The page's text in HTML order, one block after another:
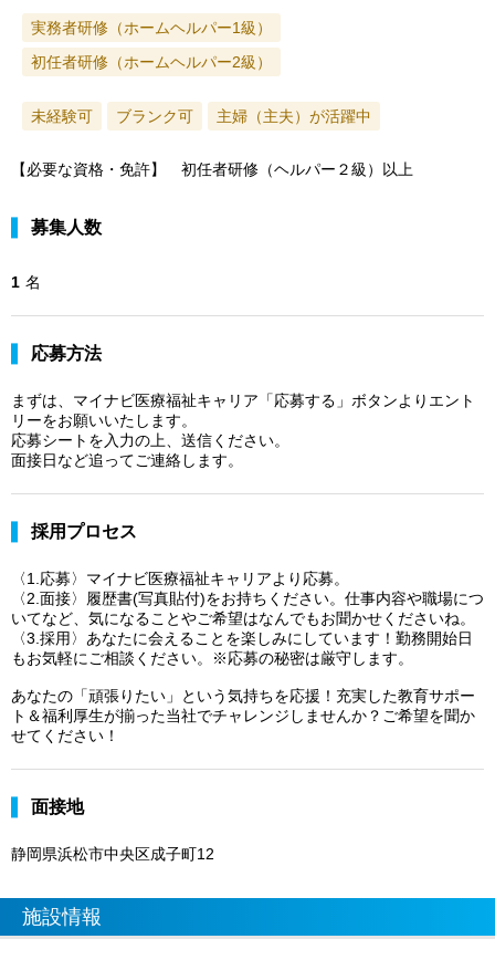
実務者研修（ホームヘルパー1級）
初任者研修（ホームヘルパー2級）
未経験可 ブランク可 主婦（主夫）が活躍中
【必要な資格・免許】 初任者研修（ヘルパー２級）以上
募集人数
1 名
応募方法
まずは、マイナビ医療福祉キャリア「応募する」ボタンよりエント
リーをお願いいたします。
応募シートを入力の上、送信ください。
面接日など追ってご連絡します。
採用プロセス
〈1.応募〉マイナビ医療福祉キャリアより応募。
〈2.面接〉履歴書(写真貼付)をお持ちください。仕事内容や職場につ
いてなど、気になることやご希望はなんでもお聞かせくださいね。
〈3.採用〉あなたに会えることを楽しみにしています！勤務開始日
もお気軽にご相談ください。※応募の秘密は厳守します。
あなたの「頑張りたい」という気持ちを応援！充実した教育サポー
ト＆福利厚生が揃った当社でチャレンジしませんか？ご希望を聞か
せてください！
面接地
静岡県浜松市中央区成子町12
施設情報